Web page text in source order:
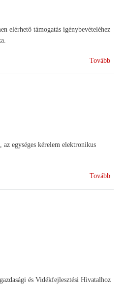
elérhető támogatás igénybevételéhez
Tovább
egységes kérelem elektronikus
Tovább
és Vidékfejlesztési Hivatalhoz